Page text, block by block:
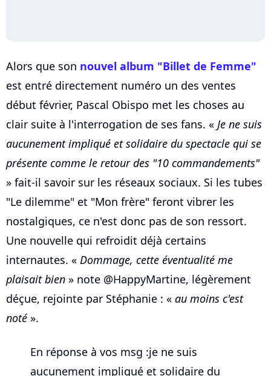
Alors que son nouvel album "Billet de Femme"
est entré directement numéro un des ventes
début février, Pascal Obispo met les choses au
clair suite à l'interrogation de ses fans. « Je ne suis
aucunement impliqué et solidaire du spectacle qui se
présente comme le retour des "10 commandements"
» fait-il savoir sur les réseaux sociaux. Si les tubes
"Le dilemme" et "Mon frère" feront vibrer les
nostalgiques, ce n'est donc pas de son ressort.
Une nouvelle qui refroidit déjà certains
internautes. « Dommage, cette éventualité me
plaisait bien » note @HappyMartine, légèrement
déçue, rejointe par Stéphanie : « au moins c'est
noté ».
En réponse à vos msg :je ne suis
aucunement impliqué et solidaire du